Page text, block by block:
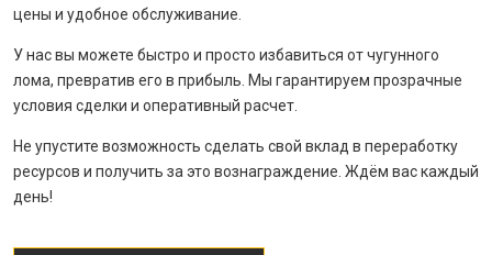
цены и удобное обслуживание.
У нас вы можете быстро и просто избавиться от чугунного
лома, превратив его в прибыль. Мы гарантируем прозрачные
условия сделки и оперативный расчет.
Не упустите возможность сделать свой вклад в переработку
ресурсов и получить за это вознаграждение. Ждём вас каждый
день!